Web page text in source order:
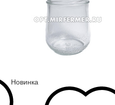
Новинка